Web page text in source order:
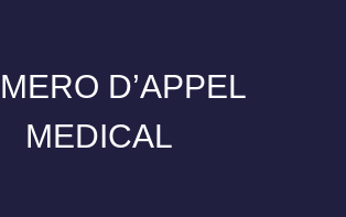
D’APPEL
MEDICAL